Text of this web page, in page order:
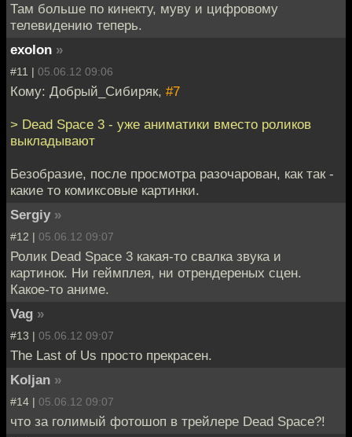
Там больше по кинекту, муву и цифровому
телевидению теперь.
exolon »
#11 | 05.06.12 09:06
Кому: Добрый_Сибиряк, #7
> Dead Space 3 - уже аниматики вместо роликов
выкладывают
Безобразие, после просмотра разочарован, как так -
какие то комиксовые картинки.
Sergiy »
#12 | 05.06.12 09:07
Ролик Dead Space 3 какая-то свалка звука и
картинок. Ни геймплея, ни отрендереных сцен.
Какое-то аниме.
Vag »
#13 | 05.06.12 09:07
The Last of Us просто прекрасен.
Koljan »
#14 | 05.06.12 09:07
что за голимый фотошоп в трейлере Dead Space?!